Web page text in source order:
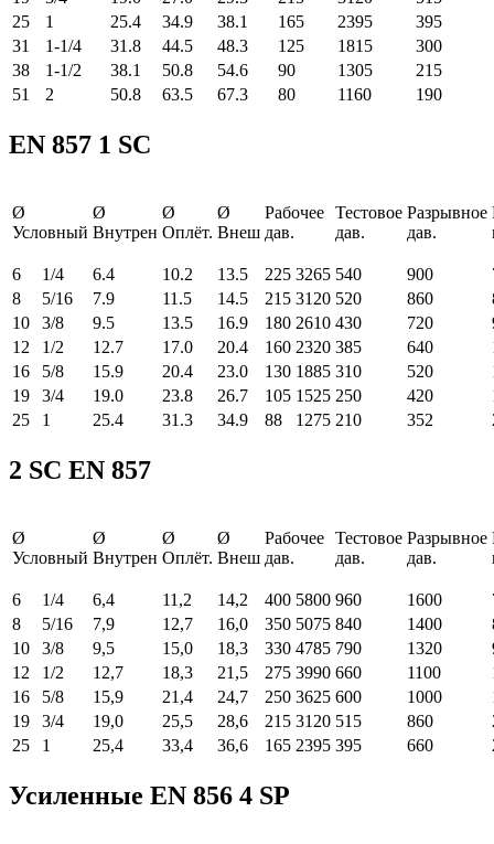
25
1 25.4 34.9 38.1 165 2395
395
31
1-1/4 31.8 44.5 48.3 125 1815
300
38
1-1/2 38.1 50.8 54.6 90 1305
215
51
2 50.8 63.5 67.3 80 1160 190
EN 857 1 SC
Ø
Условный
Ø
Внутрен
Ø
Оплёт.
Ø
Внеш
Рабочее
дав.
Тестовое
дав.
Разрывное
дав.
6 1/4 6.4 10.2 13.5 225 3265 540 900
8
5/16 7.9 11.5 14.5 215 3120 520 860
10
3/8 9.5 13.5 16.9 180 2610 430 720
12
1/2 12.7 17.0 20.4 160 2320 385 640
16
5/8 15.9 20.4 23.0 130 1885 310 520
19
3/4 19.0 23.8 26.7 105 1525 250 420
25
1 25.4 31.3 34.9 88 1275 210 352
2 SC EN 857
Ø
Условный
Ø
Внутрен
Ø
Оплёт.
Ø
Внеш
Рабочее
дав.
Тестовое
дав.
Разрывное
дав.
6 1/4 6,4 11,2 14,2 400 5800 960 1600
8
5/16 7,9 12,7 16,0 350 5075 840 1400
10
3/8 9,5 15,0 18,3 330 4785 790 1320
12
1/2 12,7 18,3 21,5 275 3990 660 1100
16
5/8 15,9 21,4 24,7 250 3625 600 1000
19
3/4 19,0 25,5 28,6 215 3120 515 860
25
1 25,4 33,4 36,6 165 2395 395 660
Усиленные EN 856 4 SP